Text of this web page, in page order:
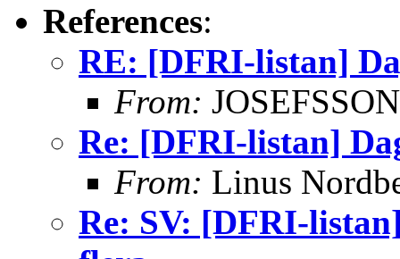
References:
RE: [DFRI-listan]
From:
Re: [DFRI-listan]
From: Linus
Re: SV: [DFRI-